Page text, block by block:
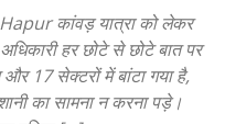
कांवड़ यात्रा को लेकर
हर छोटे से छोटे बात पर
17 सेक्टरों में बांटा गया है,
का सामना न करना पड़े।